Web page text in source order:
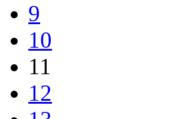
9
10
11
12